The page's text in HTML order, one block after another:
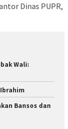
Dinas PUPR,
Wali:
Bansos dan